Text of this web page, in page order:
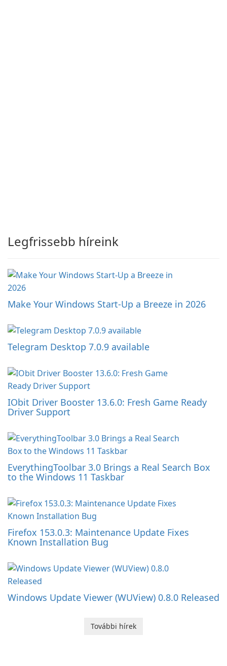
Legfrissebb híreink
Make Your Windows Start-Up a Breeze in 2026
Telegram Desktop 7.0.9 available
IObit Driver Booster 13.6.0: Fresh Game Ready
Driver Support
EverythingToolbar 3.0 Brings a Real Search Box
to the Windows 11 Taskbar
Firefox 153.0.3: Maintenance Update Fixes
Known Installation Bug
Windows Update Viewer (WUView) 0.8.0 Released
További hírek